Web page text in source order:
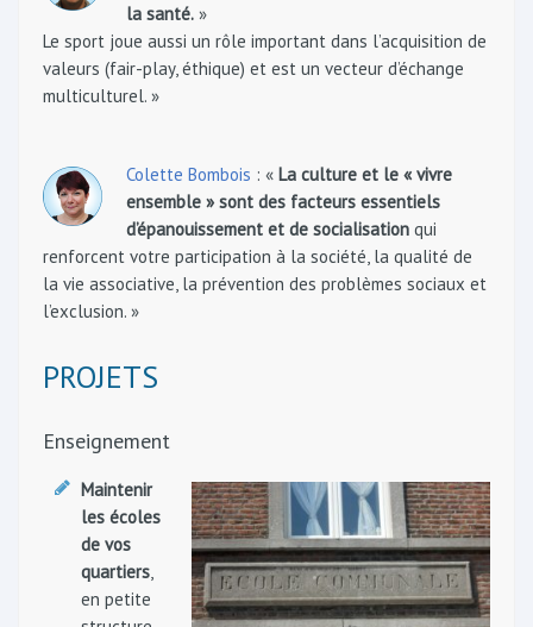
la santé. »
Le sport joue aussi un rôle important dans l’acquisition de
valeurs (fair-play, éthique) et est un vecteur d’échange
multiculturel. »
Colette Bombois : « La culture et le « vivre
ensemble » sont des facteurs essentiels
d’épanouissement et de socialisation qui
renforcent votre participation à la société, la qualité de
la vie associative, la prévention des problèmes sociaux et
l’exclusion. »
PROJETS
Enseignement
Maintenir
les écoles
de vos
quartiers
en petite